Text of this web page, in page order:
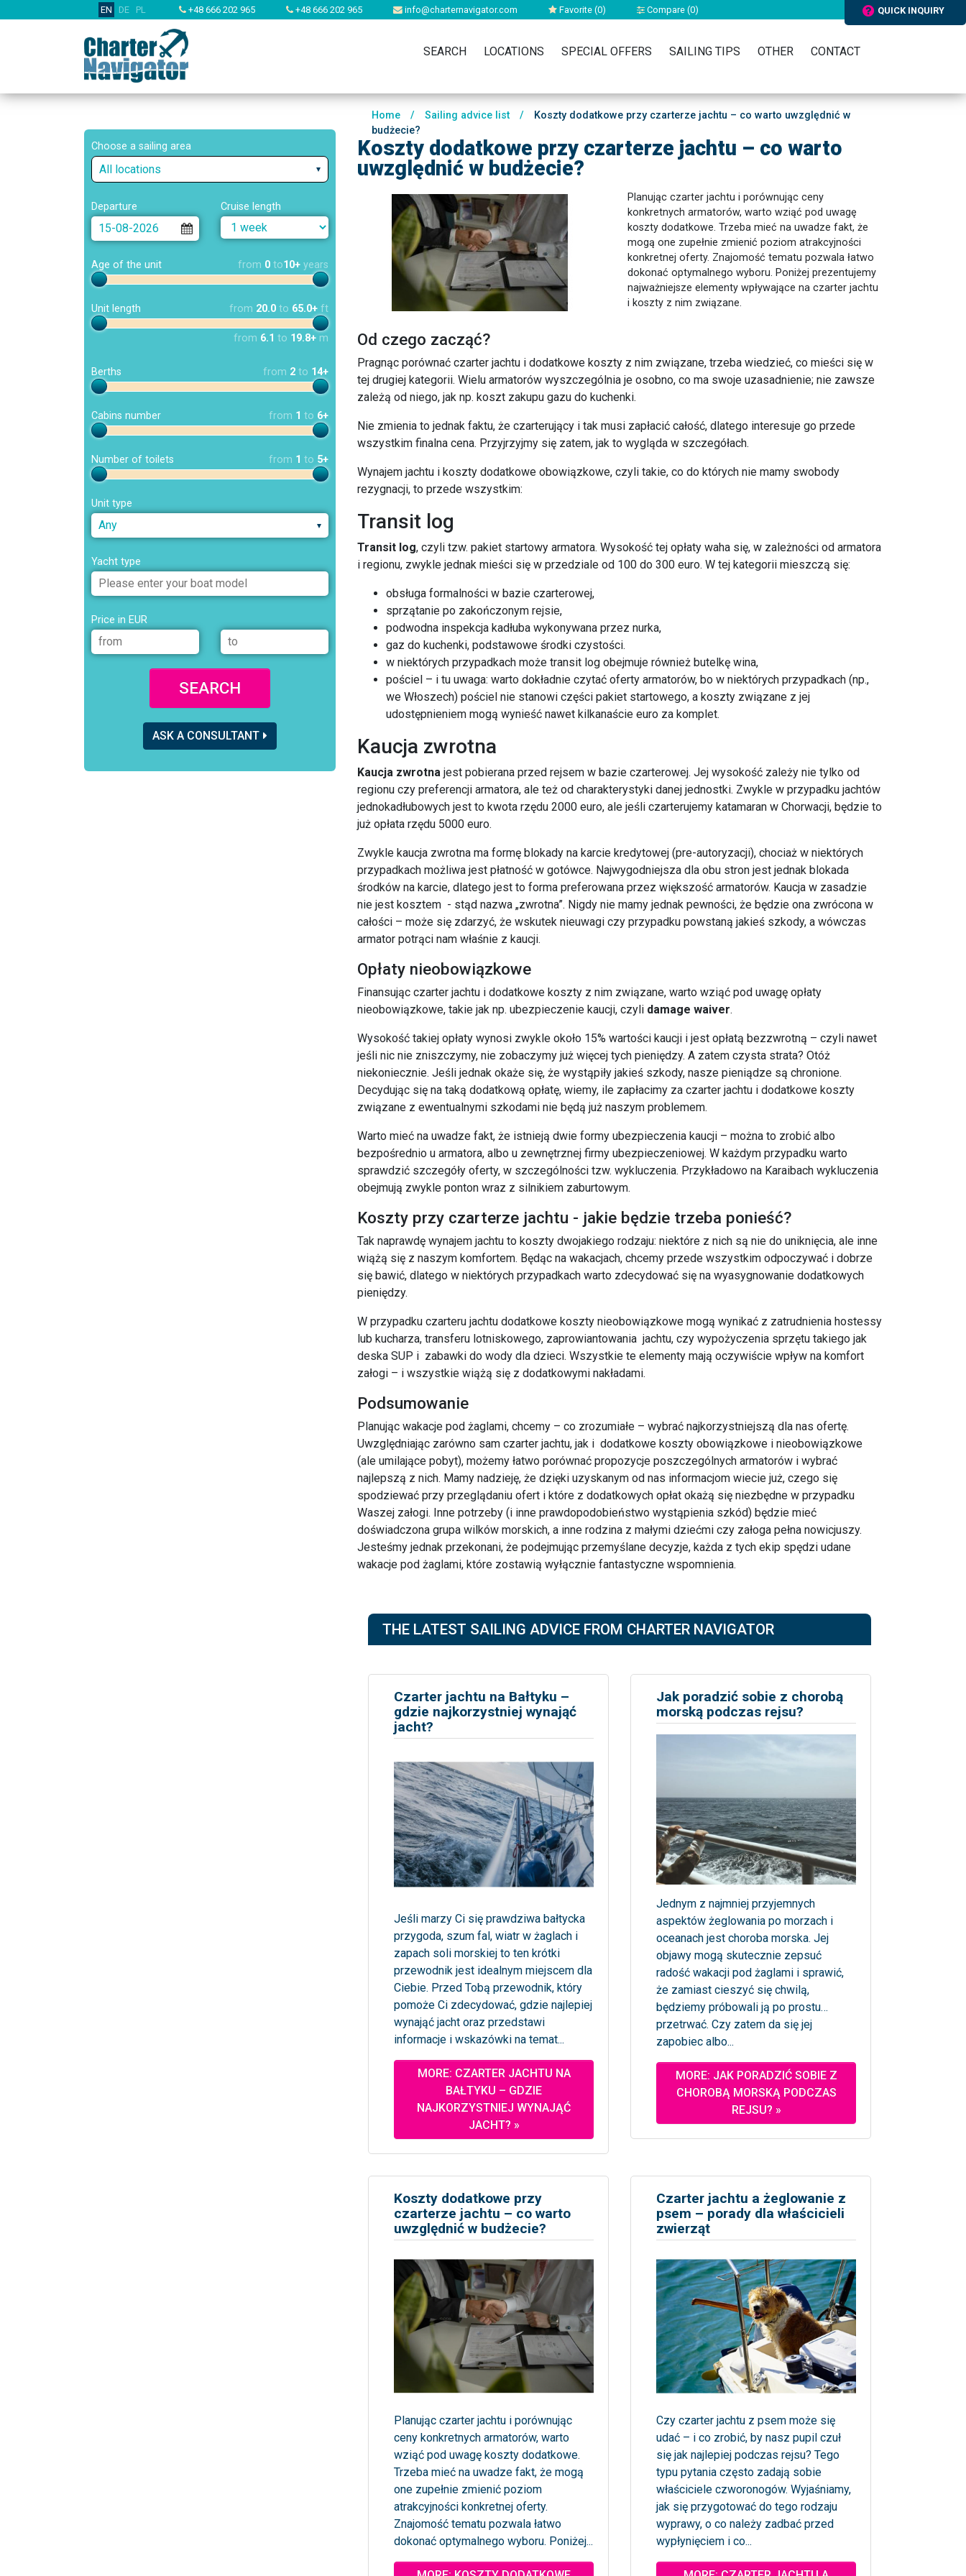
EN DE PL +48 666 202 965 +48 666 202 965 info@charternavigator.com Favorite (0) Compare (0) QUICK INQUIRY
SEARCH LOCATIONS SPECIAL OFFERS SAILING TIPS OTHER CONTACT
Choose a sailing area
All locations
Departure Cruise length
Age of the unit from 0 to10+ years
Unit length from 20.0 to 65.0+ ft
from 6.1 to 19.8+ m
Berths from 2 to 14+
Cabins number from 1 to 6+
Number of toilets from 1 to 5+
Unit type
Any
Yacht type
Price in EUR
SEARCH
ASK A CONSULTANT
Home / Sailing advice list /
Koszty dodatkowe przy czarterze jachtu – co warto uwzględnić w
budżecie?
Koszty dodatkowe przy czarterze jachtu – co warto
uwzględnić w budżecie?
Planując czarter jachtu i porównując ceny
konkretnych armatorów, warto wziąć pod uwagę
koszty dodatkowe. Trzeba mieć na uwadze fakt, że
mogą one zupełnie zmienić poziom atrakcyjności
konkretnej oferty. Znajomość tematu pozwala łatwo
dokonać optymalnego wyboru. Poniżej prezentujemy
najważniejsze elementy wpływające na czarter jachtu
i koszty z nim związane.
Od czego zacząć?
Pragnąc porównać czarter jachtu i dodatkowe koszty z nim związane, trzeba wiedzieć, co mieści się w
tej drugiej kategorii. Wielu armatorów wyszczególnia je osobno, co ma swoje uzasadnienie; nie zawsze
zależą od niego, jak np. koszt zakupu gazu do kuchenki.
Nie zmienia to jednak faktu, że czarterujący i tak musi zapłacić całość, dlatego interesuje go przede
wszystkim finalna cena. Przyjrzyjmy się zatem, jak to wygląda w szczegółach.
Wynajem jachtu i koszty dodatkowe obowiązkowe, czyli takie, co do których nie mamy swobody
rezygnacji, to przede wszystkim:
Transit log
Transit log, czyli tzw. pakiet startowy armatora. Wysokość tej opłaty waha się, w zależności od armatora
i regionu, zwykle jednak mieści się w przedziale od 100 do 300 euro. W tej kategorii mieszczą się:
obsługa formalności w bazie czarterowej,
sprzątanie po zakończonym rejsie,
podwodna inspekcja kadłuba wykonywana przez nurka,
gaz do kuchenki, podstawowe środki czystości.
w niektórych przypadkach może transit log obejmuje również butelkę wina,
pościel – i tu uwaga: warto dokładnie czytać oferty armatorów, bo w niektórych przypadkach (np.,
we Włoszech) pościel nie stanowi części pakiet startowego, a koszty związane z jej
udostępnieniem mogą wynieść nawet kilkanaście euro za komplet.
Kaucja zwrotna
Kaucja zwrotna jest pobierana przed rejsem w bazie czarterowej. Jej wysokość zależy nie tylko od
regionu czy preferencji armatora, ale też od charakterystyki danej jednostki. Zwykle w przypadku jachtów
jednokadłubowych jest to kwota rzędu 2000 euro, ale jeśli czarterujemy katamaran w Chorwacji, będzie to
już opłata rzędu 5000 euro.
Zwykle kaucja zwrotna ma formę blokady na karcie kredytowej (pre-autoryzacji), chociaż w niektórych
przypadkach możliwa jest płatność w gotówce. Najwygodniejsza dla obu stron jest jednak blokada
środków na karcie, dlatego jest to forma preferowana przez większość armatorów. Kaucja w zasadzie
nie jest kosztem - stąd nazwa „zwrotna”. Nigdy nie mamy jednak pewności, że będzie ona zwrócona w
całości – może się zdarzyć, że wskutek nieuwagi czy przypadku powstaną jakieś szkody, a wówczas
armator potrąci nam właśnie z kaucji.
Opłaty nieobowiązkowe
Finansując czarter jachtu i dodatkowe koszty z nim związane, warto wziąć pod uwagę opłaty
nieobowiązkowe, takie jak np. ubezpieczenie kaucji, czyli damage waiver.
Wysokość takiej opłaty wynosi zwykle około 15% wartości kaucji i jest opłatą bezzwrotną – czyli nawet
jeśli nic nie zniszczymy, nie zobaczymy już więcej tych pieniędzy. A zatem czysta strata? Otóż
niekoniecznie. Jeśli jednak okaże się, że wystąpiły jakieś szkody, nasze pieniądze są chronione.
Decydując się na taką dodatkową opłatę, wiemy, ile zapłacimy za czarter jachtu i dodatkowe koszty
związane z ewentualnymi szkodami nie będą już naszym problemem.
Warto mieć na uwadze fakt, że istnieją dwie formy ubezpieczenia kaucji – można to zrobić albo
bezpośrednio u armatora, albo u zewnętrznej firmy ubezpieczeniowej. W każdym przypadku warto
sprawdzić szczegóły oferty, w szczególności tzw. wykluczenia. Przykładowo na Karaibach wykluczenia
obejmują zwykle ponton wraz z silnikiem zaburtowym.
Koszty przy czarterze jachtu - jakie będzie trzeba ponieść?
Tak naprawdę wynajem jachtu to koszty dwojakiego rodzaju: niektóre z nich są nie do uniknięcia, ale inne
wiążą się z naszym komfortem. Będąc na wakacjach, chcemy przede wszystkim odpoczywać i dobrze
się bawić, dlatego w niektórych przypadkach warto zdecydować się na wyasygnowanie dodatkowych
pieniędzy.
W przypadku czarteru jachtu dodatkowe koszty nieobowiązkowe mogą wynikać z zatrudnienia hostessy
lub kucharza, transferu lotniskowego, zaprowiantowania jachtu, czy wypożyczenia sprzętu takiego jak
deska SUP i zabawki do wody dla dzieci. Wszystkie te elementy mają oczywiście wpływ na komfort
załogi – i wszystkie wiążą się z dodatkowymi nakładami.
Podsumowanie
Planując wakacje pod żaglami, chcemy – co zrozumiałe – wybrać najkorzystniejszą dla nas ofertę.
Uwzględniając zarówno sam czarter jachtu, jak i dodatkowe koszty obowiązkowe i nieobowiązkowe
(ale umilające pobyt), możemy łatwo porównać propozycje poszczególnych armatorów i wybrać
najlepszą z nich. Mamy nadzieję, że dzięki uzyskanym od nas informacjom wiecie już, czego się
spodziewać przy przeglądaniu ofert i które z dodatkowych opłat okażą się niezbędne w przypadku
Waszej załogi. Inne potrzeby (i inne prawdopodobieństwo wystąpienia szkód) będzie mieć
doświadczona grupa wilków morskich, a inne rodzina z małymi dziećmi czy załoga pełna nowicjuszy.
Jesteśmy jednak przekonani, że podejmując przemyślane decyzje, każda z tych ekip spędzi udane
wakacje pod żaglami, które zostawią wyłącznie fantastyczne wspomnienia.
THE LATEST SAILING ADVICE FROM CHARTER NAVIGATOR
Czarter jachtu na Bałtyku –
gdzie najkorzystniej wynająć
jacht?
Jeśli marzy Ci się prawdziwa bałtycka
przygoda, szum fal, wiatr w żaglach i
zapach soli morskiej to ten krótki
przewodnik jest idealnym miejscem dla
Ciebie. Przed Tobą przewodnik, który
pomoże Ci zdecydować, gdzie najlepiej
wynająć jacht oraz przedstawi
informacje i wskazówki na temat...
MORE: CZARTER JACHTU NA
BAŁTYKU – GDZIE
NAJKORZYSTNIEJ WYNAJĄĆ
JACHT? »
Jak poradzić sobie z chorobą
morską podczas rejsu?
Jednym z najmniej przyjemnych
aspektów żeglowania po morzach i
oceanach jest choroba morska. Jej
objawy mogą skutecznie zepsuć
radość wakacji pod żaglami i sprawić,
że zamiast cieszyć się chwilą,
będziemy próbowali ją po prostu…
przetrwać. Czy zatem da się jej
zapobiec albo...
MORE: JAK PORADZIĆ SOBIE Z
CHOROBĄ MORSKĄ PODCZAS
REJSU? »
Koszty dodatkowe przy
czarterze jachtu – co warto
uwzględnić w budżecie?
Planując czarter jachtu i porównując
ceny konkretnych armatorów, warto
wziąć pod uwagę koszty dodatkowe.
Trzeba mieć na uwadze fakt, że mogą
one zupełnie zmienić poziom
atrakcyjności konkretnej oferty.
Znajomość tematu pozwala łatwo
dokonać optymalnego wyboru. Poniżej...
Czarter jachtu a żeglowanie z
psem – porady dla właścicieli
zwierząt
Czy czarter jachtu z psem może się
udać – i co zrobić, by nasz pupil czuł
się jak najlepiej podczas rejsu? Tego
typu pytania często zadają sobie
właściciele czworonogów. Wyjaśniamy,
jak się przygotować do tego rodzaju
wyprawy, o co należy zadbać przed
wypłynięciem i co...